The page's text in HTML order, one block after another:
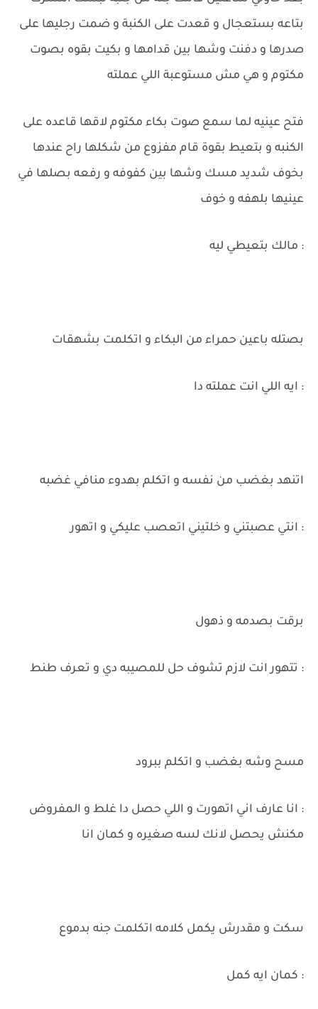
بتاعه بستعجال و قعدت على الكنبة و ضمت رجليها على
صدرها و دفنت وشها بين قدامها و بكيت بقوه بصوت
مكتوم و هي مش مستوعبة اللي عملته
فتح عينيه لما سمع صوت بكاء مكتوم لاقها قاعده على
الكنبه و بتعيط بقوة قام مفزوع من شكلها راح عندها
بخوف شديد مسك وشها بين كفوفه و رفعه بصلها في
عينيها بلهفه و خوف
: مالك بتعيطي ليه
بصتله باعين حمراء من البكاء و اتكلمت بشهقات
: ايه اللي انت عملته دا
اتنهد بغضب من نفسه و اتكلم بهدوء منافي غضبه
: انتي عصبتني و خلتيني اتعصب عليكي و اتهور
برقت بصدمه و ذهول
: تتهور انت لازم تشوف حل للمصيبه دي و تعرف طنط
مسح وشه بغضب و اتكلم ببرود
: انا عارف اني اتهورت و اللي حصل دا غلط و المفروض
مكنش يحصل لانك لسه صغيره و كمان انا
سكت و مقدرش يكمل كلامه اتكلمت جنه بدموع
: كمان ايه كمل